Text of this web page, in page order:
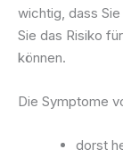
wichtig, dass
Sie das Risiko
können.
Die Symptome
dorst